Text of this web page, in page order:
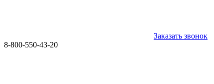
Заказать звонок
8-800-550-43-20